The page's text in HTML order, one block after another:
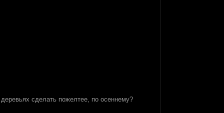
сделать пожелтее, по осеннему?